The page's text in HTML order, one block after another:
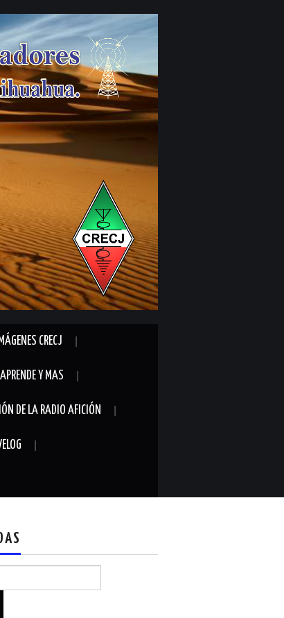
IMÁGENES CRECJ
Y MAS
DE LA RADIO AFICIÓN